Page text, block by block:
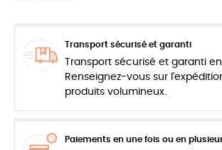
Transport sécurisé et garanti
Transport sécurisé et garanti
Renseignez-vous sur
produits volumineux.
Paiements en une fois ou en